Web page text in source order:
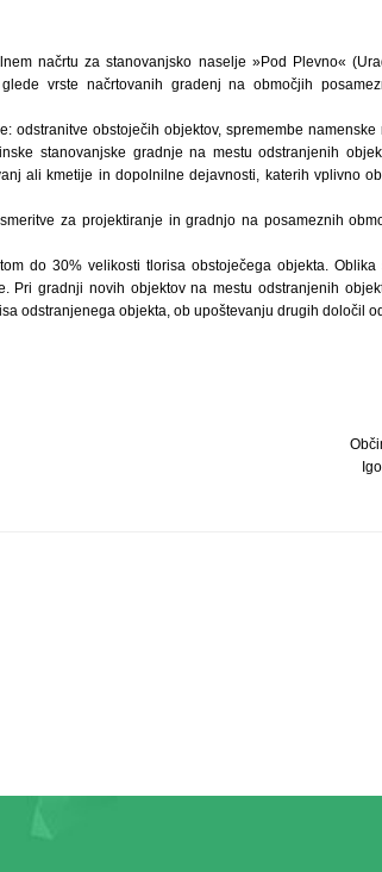
načrtu za stanovanjsko naselje »Pod Plevno«
vrste načrtovanih gradenj na območjih
odstranitve obstoječih objektov, spremembe namenske
stanovanjske gradnje na mestu odstranjenih
ali kmetije in dopolnilne dejavnosti, katerih vplivno
za projektiranje in gradnjo na posameznih
do 30% velikosti tlorisa obstoječega objekta.
Pri gradnji novih objektov na mestu odstranjenih
odstranjenega objekta, ob upoštevanju drugih določil